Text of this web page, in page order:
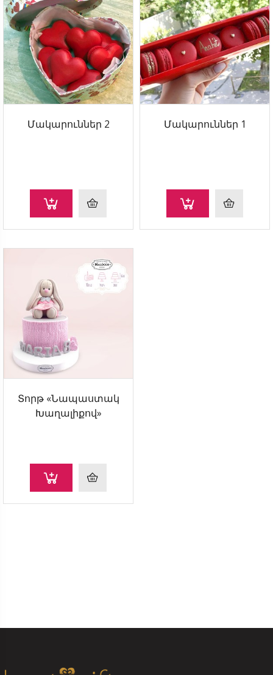
Մակարուններ 2 Մակարուններ 1
Տորթ «Նապաստակ
Խաղալիքով»